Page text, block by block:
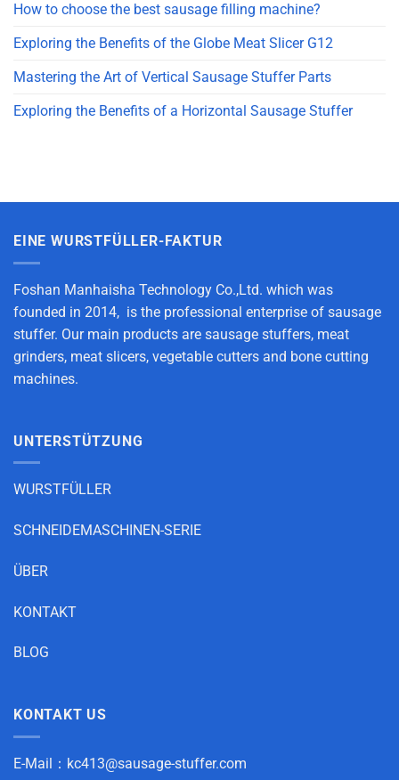
How to choose the best sausage filling machine?
Exploring the Benefits of the Globe Meat Slicer G12
Mastering the Art of Vertical Sausage Stuffer Parts
Exploring the Benefits of a Horizontal Sausage Stuffer
EINE WURSTFÜLLER-FAKTUR
Foshan Manhaisha Technology Co.,Ltd. which was
founded in 2014, is the professional enterprise of sausage
stuffer. Our main products are sausage stuffers, meat
grinders, meat slicers, vegetable cutters and bone cutting
machines.
UNTERSTÜTZUNG
WURSTFÜLLER
SCHNEIDEMASCHINEN-SERIE
ÜBER
KONTAKT
BLOG
KONTAKT US
E-Mail： kc413@sausage-stuffer.com